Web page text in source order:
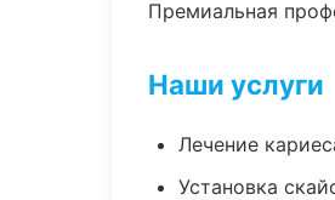
Премиальная
Наши услуги
Лечение
Установка